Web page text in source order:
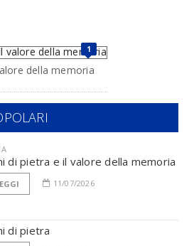
1
della memoria
di pietra e il valore della memoria
11/07/2026
di pietra